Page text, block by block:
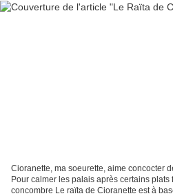
Cioranette, ma soeurette, aime concocter
Pour calmer les palais après certains plats
concombre Le raïta de Cioranette est à